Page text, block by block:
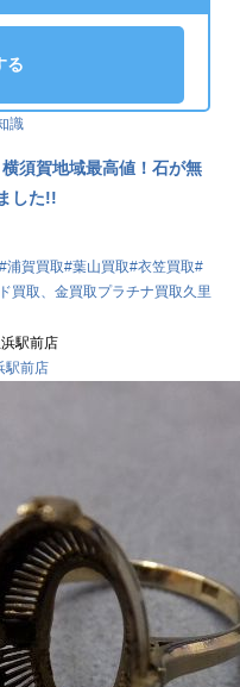
る
識
須賀地域最高値！石が無
した!!
#浦賀買取#葉山買取#衣笠買取#
買取、金買取プラチナ買取久里
駅前店